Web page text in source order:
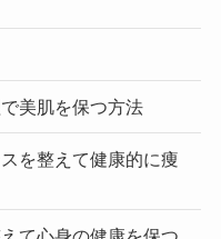
美肌を保つ方法
を整えて健康的に痩